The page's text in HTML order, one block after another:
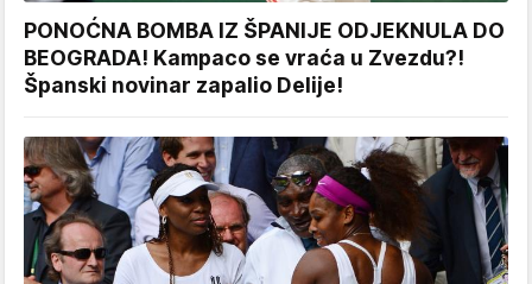
PONOĆNA BOMBA IZ ŠPANIJE ODJEKNULA DO
BEOGRADA! Kampaco se vraća u Zvezdu?!
Španski novinar zapalio Delije!